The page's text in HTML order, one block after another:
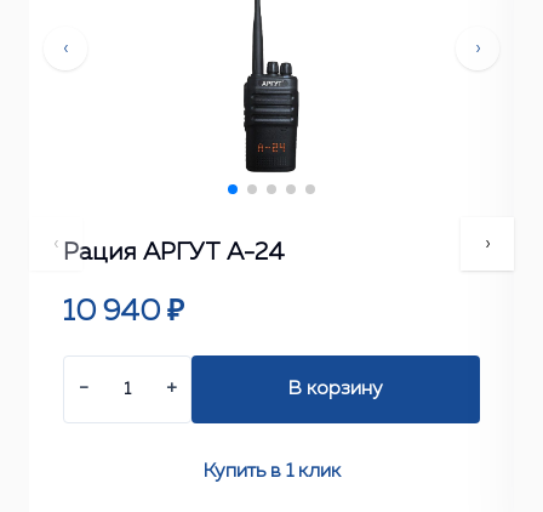
‹ ›
Рация АРГУТ А-24
10 940 ₽
− + В корзину
Купить в 1 клик
‹ ›